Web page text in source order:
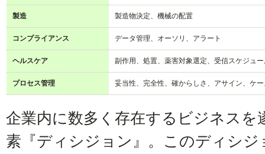
製造 製造物決定、機械の配置
コンプライアンス データ管理、オーソリ、アラート
ヘルスケア 副作用、処置、薬害対象選定、受信スケジュ
プロセス管理 妥当性、完全性、確からしさ、アサイン、ケ
企業内に数多く存在するビジネスを
素『ディシジョン』。このディシ